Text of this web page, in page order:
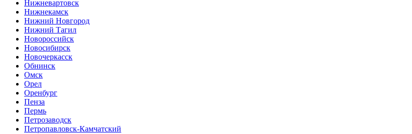
Нижневартовск
Нижнекамск
Нижний Новгород
Нижний Тагил
Новороссийск
Новосибирск
Новочеркасск
Обнинск
Омск
Орел
Оренбург
Пенза
Пермь
Петрозаводск
Петропавловск-Камчатский